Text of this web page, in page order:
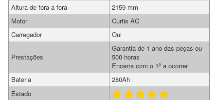
Altura de fora a fora
2159 mm
Motor
Curtis AC
Carregador
Oui
Prestações
Garantia de 1 ano das peças ou
500 horas
Encerra com o 1º a ocorrer
Bateria
280Ah
Estado